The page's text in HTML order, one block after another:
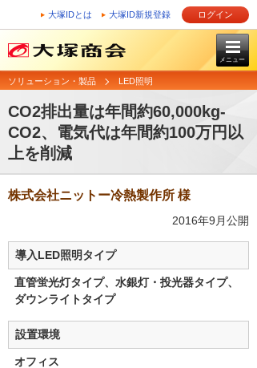
大塚IDとは 大塚ID新規登録 ログイン
メニュー
ソリューション・製品 LED照明
CO2排出量は年間約60,000kg-
CO2、電気代は年間約100万円以
上を削減
株式会社ニットー冷熱製作所 様
2016年9月公開
導入LED照明タイプ
直管蛍光灯タイプ、水銀灯・投光器タイプ、
ダウンライトタイプ
設置環境
オフィス